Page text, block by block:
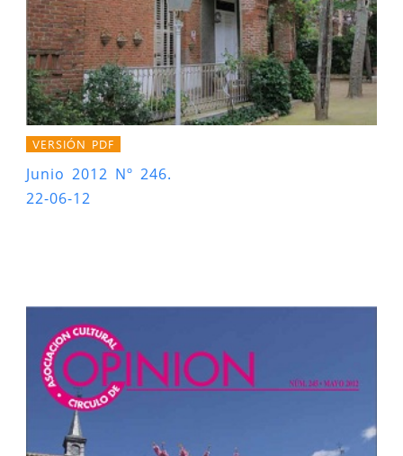
VERSIÓN PDF
Junio 2012 Nº 246.
22-06-12